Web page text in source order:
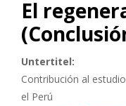
El
Untertitel:
Contribución al
el Perú